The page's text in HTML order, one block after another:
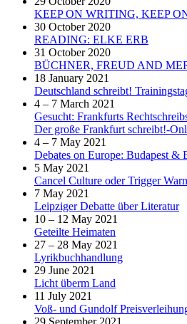
KEEP ON WRITING, KEEP
30 October 2020
READING: ELKE ERB
31 October 2020
BÜCHNER, FREUD AND
18 January 2021
Deutschland schreibt!
4 – 7 March 2021
Gesucht: Frankfurts
Der große Frankfurt schreibt!-
4 – 7 May 2021
Debates on Europe: Budapest &
5 May 2021
Cancel Culture oder Trigger
7 May 2021
Leipziger Debatte über Literatur
10 – 12 May 2021
Geteilte Heimaten
27 – 28 May 2021
Lyrikbuchhandlung
29 June 2021
Licht überm Land
11 July 2021
Voß- und Gundolf
29 September 2021